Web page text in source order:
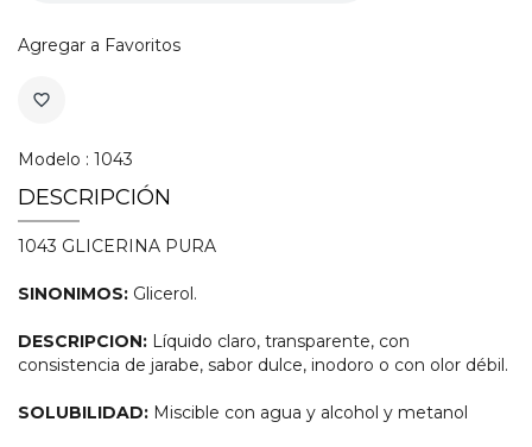
Agregar a Favoritos
favorite_border
Modelo : 1043
DESCRIPCIÓN
1043 GLICERINA PURA
SINONIMOS: Glicerol.
DESCRIPCION: Líquido claro, transparente, con
consistencia de jarabe, sabor dulce, inodoro o con olor débil.
SOLUBILIDAD: Miscible con agua y alcohol y metanol